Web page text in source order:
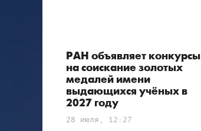
РАН объявляет конкурсы
на соискание золотых
медалей имени
выдающихся учёных в
2027 году
28 июля, 12:27